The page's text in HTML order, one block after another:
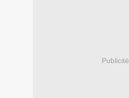
Publicité